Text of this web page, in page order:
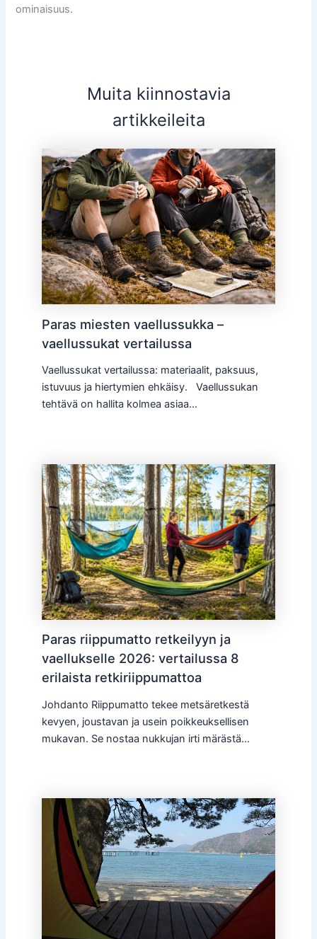
ominaisuus.
Muita kiinnostavia
artikkeileita
Paras miesten vaellussukka –
vaellussukat vertailussa
Vaellussukat vertailussa: materiaalit, paksuus,
istuvuus ja hiertymien ehkäisy. Vaellussukan
tehtävä on hallita kolmea asiaa…
Paras riippumatto retkeilyyn ja
vaellukselle 2026: vertailussa 8
erilaista retkiriippumattoa
Johdanto Riippumatto tekee metsäretkestä
kevyen, joustavan ja usein poikkeuksellisen
mukavan. Se nostaa nukkujan irti märästä…